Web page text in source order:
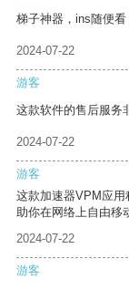
梯子神器，ins随便看
2024-07-22
游客
这款软件的售后服务
2024-07-22
游客
这款加速器VPM应
助你在网络上自由移
2024-07-22
游客